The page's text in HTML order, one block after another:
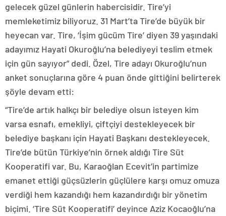
gelecek güzel günlerin habercisidir. Tire’yi
memleketimiz biliyoruz. 31 Mart’ta Tire’de büyük bir
heyecan var. Tire, ‘İşim gücüm Tire’ diyen 39 yaşındaki
adayımız Hayati Okuroğlu’na belediyeyi teslim etmek
için gün sayıyor” dedi. Özel, Tire adayı Okuroğlu’nun
anket sonuçlarına göre 4 puan önde gittiğini belirterek
şöyle devam etti:
“Tire’de artık halkçı bir belediye olsun isteyen kim
varsa esnafı, emekliyi, çiftçiyi destekleyecek bir
belediye başkanı için Hayati Başkanı destekleyecek.
Tire’de bütün Türkiye’nin örnek aldığı Tire Süt
Kooperatifi var. Bu, Karaoğlan Ecevit’in partimize
emanet ettiği güçsüzlerin güçlülere karşı omuz omuza
verdiği hem kazandığı hem kazandırdığı bir yönetim
biçimi. ‘Tire Süt Kooperatifi’ deyince Aziz Kocaoğlu’na